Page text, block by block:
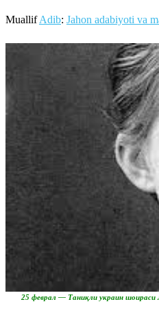
MuallifAdib: Jahon adabiyoti va
25 феврал — Таниқли украин шоираси